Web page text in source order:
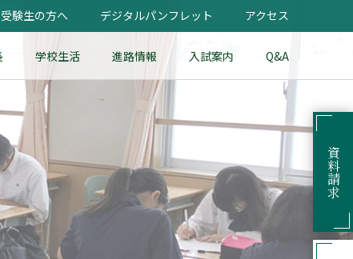
学校生活 進路情報 入試案内 Q&A
受験生の方へ デジタルパンフレット アクセス
資料請求